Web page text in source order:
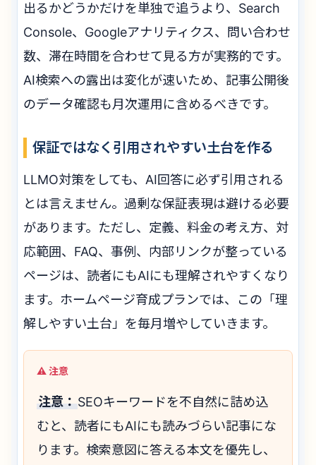
出るかどうかだけを単独で追うより、Search
Console、Googleアナリティクス、問い合わせ
数、滞在時間を合わせて見る方が実務的です。
AI検索への露出は変化が速いため、記事公開後
のデータ確認も月次運用に含めるべきです。
保証ではなく引用されやすい土台を作る
LLMO対策をしても、AI回答に必ず引用される
とは言えません。過剰な保証表現は避ける必要
があります。ただし、定義、料金の考え方、対
応範囲、FAQ、事例、内部リンクが整っている
ページは、読者にもAIにも理解されやすくなり
ます。ホームページ育成プランでは、この「理
解しやすい土台」を毎月増やしていきます。
注意：SEOキーワードを不自然に詰め込
むと、読者にもAIにも読みづらい記事にな
ります。検索意図に答える本文を優先し、